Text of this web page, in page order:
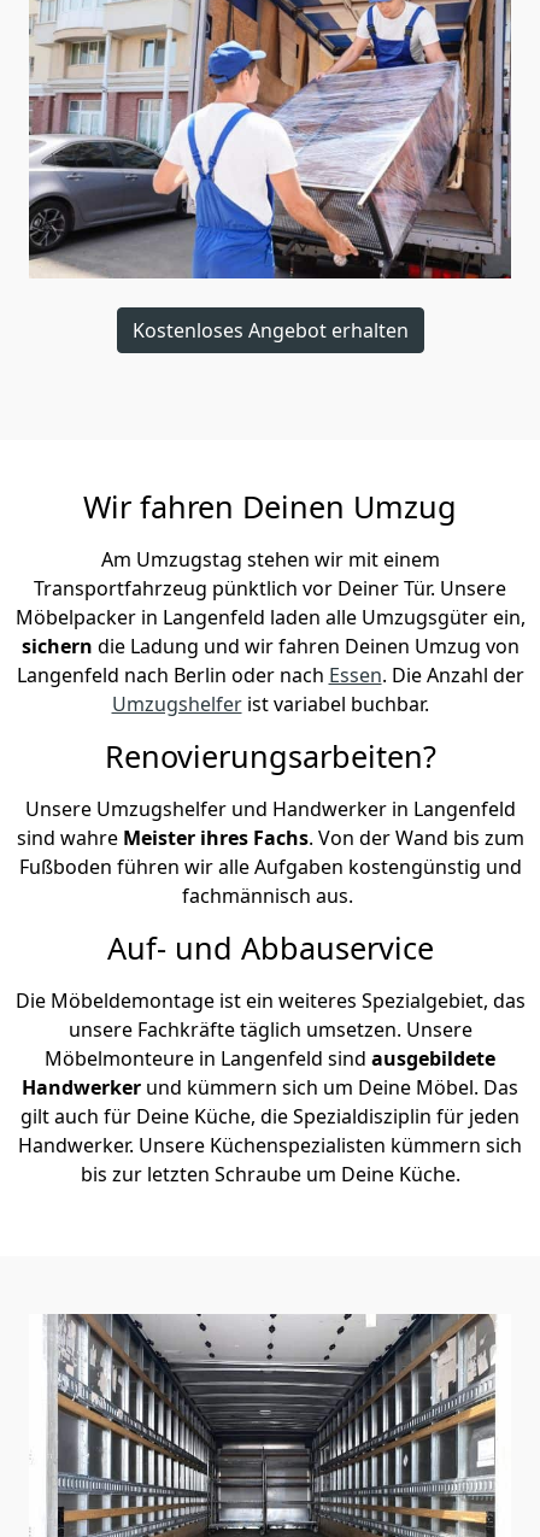
Kostenloses Angebot erhalten
Wir fahren Deinen Umzug
Am Umzugstag stehen wir mit einem
Transportfahrzeug pünktlich vor Deiner Tür. Unsere
Möbelpacker in Langenfeld laden alle Umzugsgüter ein,
sichern die Ladung und wir fahren Deinen Umzug von
Langenfeld nach Berlin oder nach Essen. Die Anzahl der
Umzugshelferist variabel buchbar.
Renovierungsarbeiten?
Unsere Umzugshelfer und Handwerker in Langenfeld
sind wahre Meister ihres Fachs. Von der Wand bis zum
Fußboden führen wir alle Aufgaben kostengünstig und
fachmännisch aus.
Auf- und Abbauservice
Die Möbeldemontage ist ein weiteres Spezialgebiet, das
unsere Fachkräfte täglich umsetzen. Unsere
Möbelmonteure in Langenfeld sind ausgebildete
Handwerker und kümmern sich um Deine Möbel. Das
gilt auch für Deine Küche, die Spezialdisziplin für jeden
Handwerker. Unsere Küchenspezialisten kümmern sich
bis zur letzten Schraube um Deine Küche.